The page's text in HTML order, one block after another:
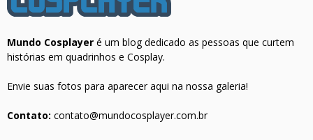
Mundo Cosplayer é um blog dedicado as pessoas que curtem
histórias em quadrinhos e Cosplay.
Envie suas fotos para aparecer aqui na nossa galeria!
Contato: contato@mundocosplayer.com.br